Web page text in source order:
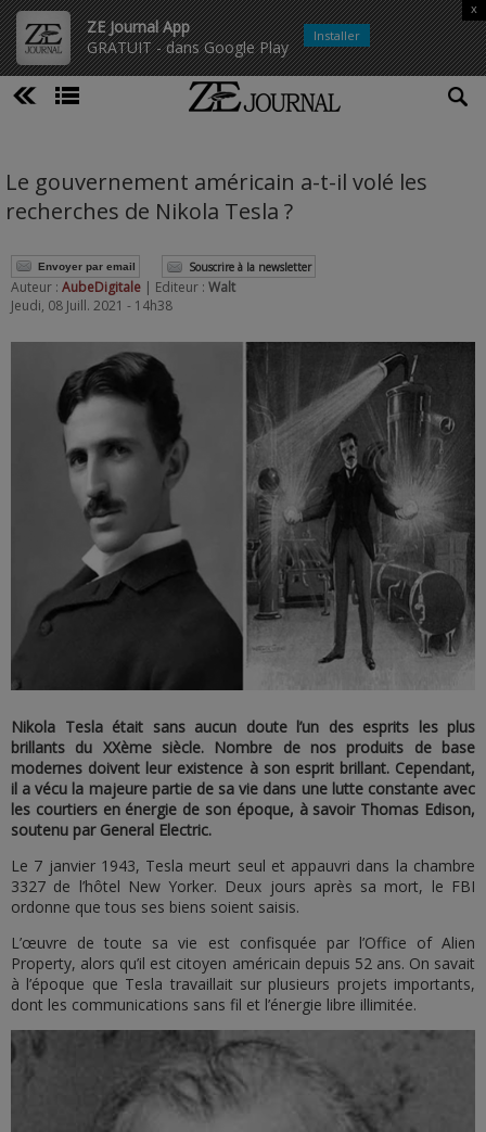
ZE Journal App
GRATUIT - dans Google Play
x
Installer
Le gouvernement américain a-t-il volé les
recherches de Nikola Tesla ?
Envoyer par email Souscrire à la newsletter
Auteur : AubeDigitale | Editeur : Walt
Jeudi, 08 Juill. 2021 - 14h38
Nikola Tesla était sans aucun doute l’un des esprits les plus
brillants du XXème siècle. Nombre de nos produits de base
modernes doivent leur existence à son esprit brillant. Cependant,
il a vécu la majeure partie de sa vie dans une lutte constante avec
les courtiers en énergie de son époque, à savoir Thomas Edison,
soutenu par General Electric.
Le 7 janvier 1943, Tesla meurt seul et appauvri dans la chambre
3327 de l’hôtel New Yorker. Deux jours après sa mort, le FBI
ordonne que tous ses biens soient saisis.
L’œuvre de toute sa vie est confisquée par l’Office of Alien
Property, alors qu’il est citoyen américain depuis 52 ans. On savait
à l’époque que Tesla travaillait sur plusieurs projets importants,
dont les communications sans fil et l’énergie libre illimitée.